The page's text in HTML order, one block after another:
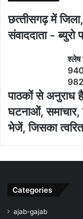
छत्‍तीसगढ़ में
संवाददाता -
श्‍लेष
पाठकों से अनुराध
घटनाओं, समाचार,
भेजें, जिसका
Categories
ajab-gajab